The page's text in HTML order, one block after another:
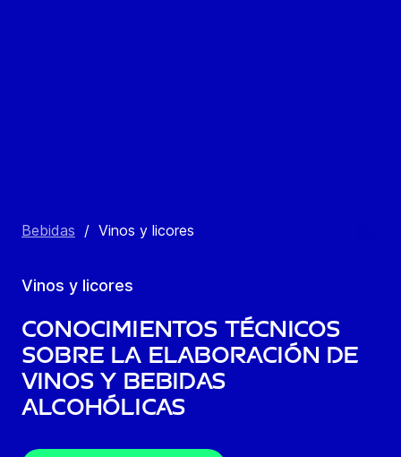
Bebidas / Vinos y licores
Vinos y licores
Conocimientos técnicos
sobre la elaboración de
vinos y bebidas
alcohólicas